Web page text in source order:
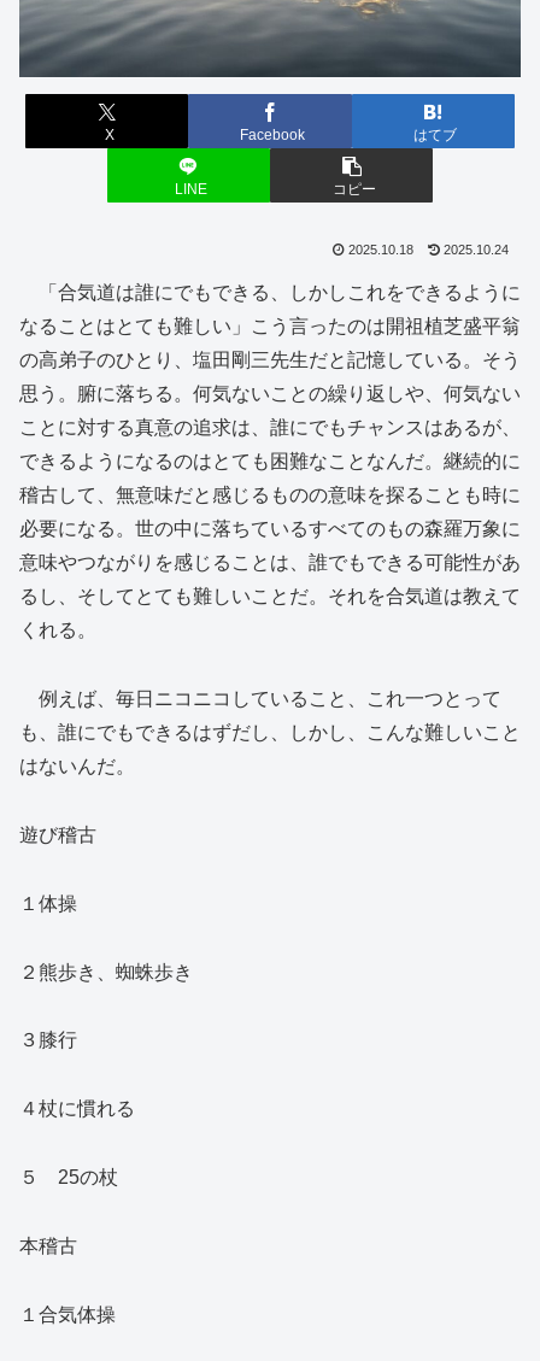
X Facebook はてブ
LINE コピー
2025.10.18 2025.10.24
「合気道は誰にでもできる、しかしこれをできるように
なることはとても難しい」こう言ったのは開祖植芝盛平翁
の高弟子のひとり、塩田剛三先生だと記憶している。そう
思う。腑に落ちる。何気ないことの繰り返しや、何気ない
ことに対する真意の追求は、誰にでもチャンスはあるが、
できるようになるのはとても困難なことなんだ。継続的に
稽古して、無意味だと感じるものの意味を探ることも時に
必要になる。世の中に落ちているすべてのもの森羅万象に
意味やつながりを感じることは、誰でもできる可能性があ
るし、そしてとても難しいことだ。それを合気道は教えて
くれる。
例えば、毎日ニコニコしていること、これ一つとって
も、誰にでもできるはずだし、しかし、こんな難しいこと
はないんだ。
遊び稽古
１体操
２熊歩き、蜘蛛歩き
３膝行
４杖に慣れる
５ 25の杖
本稽古
１合気体操